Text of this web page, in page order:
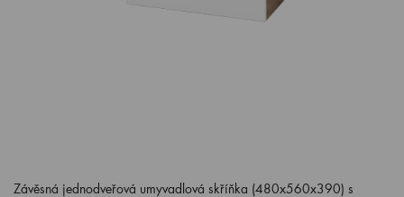
Závěsná jednodveřová umyvadlová skříňka (480x560x390) s